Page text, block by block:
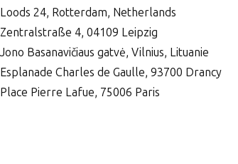
Loods 24, Rotterdam, Netherlands
Zentralstraße 4, 04109 Leipzig
Jono Basanavičiaus gatvė, Vilnius, Lituanie
Esplanade Charles de Gaulle, 93700 Drancy
Place Pierre Lafue, 75006 Paris